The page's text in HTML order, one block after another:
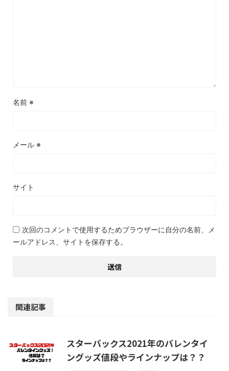
名前 ※
メール ※
サイト
次回のコメントで使用するためブラウザーに自分の名前、メ
ールアドレス、サイトを保存する。
関連記事
スターバックス2021年のバレンタイ
ングッズ値段やラインナップは？？